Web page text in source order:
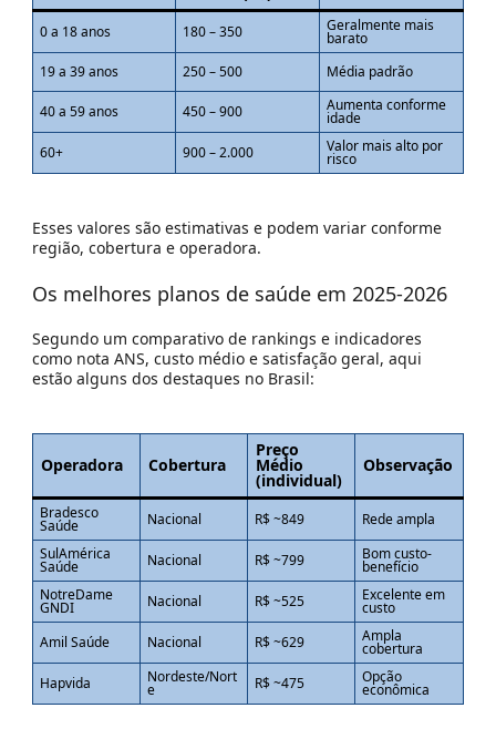
0 a 18 anos 180 – 350 Geralmente mais
barato
19 a 39 anos
250 – 500 Média padrão
40 a 59 anos 450 – 900 Aumenta conforme
idade
60+
900 – 2.000 Valor mais alto por
risco
Esses valores são estimativas e podem variar conforme
região, cobertura e operadora.
Os melhores planos de saúde em 2025-2026
Segundo um comparativo de rankings e indicadores
como nota ANS, custo médio e satisfação geral, aqui
estão alguns dos destaques no Brasil:
Operadora Cobertura
Preço
Médio
(individual)
Observação
Bradesco
Saúde Nacional R$ ~849
Rede ampla
SulAmérica
Saúde Nacional R$ ~799 Bom custo-
benefício
NotreDame
GNDI Nacional R$ ~525 Excelente em
custo
Amil Saúde
Nacional R$ ~629 Ampla
cobertura
Hapvida
Nordeste/Nort
e R$ ~475 Opção
econômica